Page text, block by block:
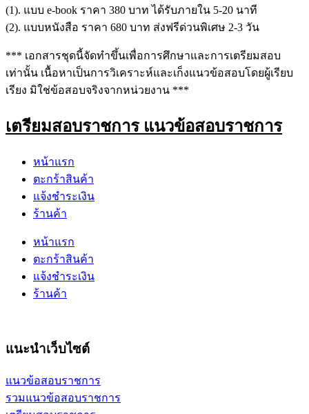
(1). แบบ e-book ราคา 380 บาท ได้รับภายใน 5-20 นาที
(2). แบบหนังสือ ราคา 680 บาท ส่งฟรีด่วนพิเศษ 2-3 วัน
*** เอกสารชุดนี้จัดทำขึ้นเพื่อการศึกษาและการเตรียมสอบ
เท่านั้น เนื้อหาเป็นการวิเคราะห์และเก็งแนวข้อสอบโดยผู้เรียบ
เรียง มิใช่ข้อสอบจริงจากหน่วยงาน ***
เตรียมสอบราชการ แนวข้อสอบราชการ
หน้าแรก
ตะกร้าสินค้า
แจ้งชำระเงิน
ร้านค้า
หน้าแรก
ตะกร้าสินค้า
แจ้งชำระเงิน
ร้านค้า
แนะนำเว็บไซต์
แนวข้อสอบราชการ
รวมแนวข้อสอบราชการ